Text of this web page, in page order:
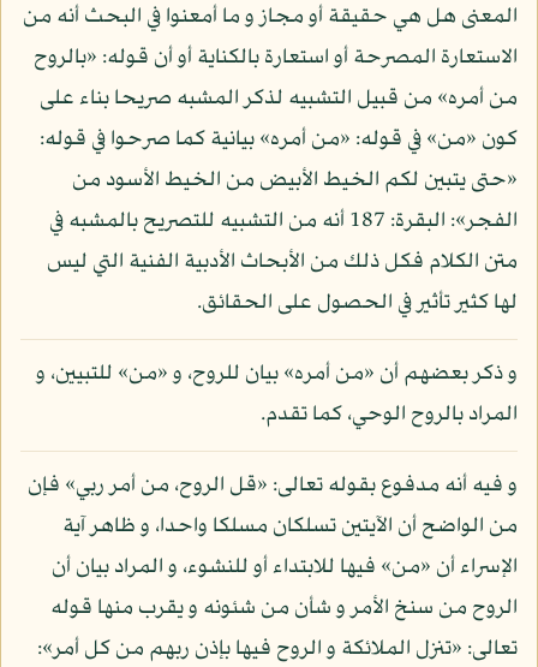
المعنى هل هي حقيقة أو مجاز و ما أمعنوا في البحث أنه من
الاستعارة المصرحة أو استعارة بالكناية أو أن قوله: «بالروح
من أمره» من قبيل التشبيه لذكر المشبه صريحا بناء على
كون «من» في قوله: «من أمره» بيانية كما صرحوا في قوله:
«حتى يتبين لكم الخيط الأبيض من الخيط الأسود من
الفجر»: البقرة: 187 أنه من التشبيه للتصريح بالمشبه في
متن الكلام فكل ذلك من الأبحاث الأدبية الفنية التي ليس
لها كثير تأثير في الحصول على الحقائق.
و ذكر بعضهم أن «من أمره» بيان للروح، و «من» للتبيين، و
المراد بالروح الوحي، كما تقدم.
و فيه أنه مدفوع بقوله تعالى: «قل الروح، من أمر ربي» فإن
من الواضح أن الآيتين تسلكان مسلكا واحدا، و ظاهر آية
الإسراء أن «من» فيها للابتداء أو للنشوء، و المراد بيان أن
الروح من سنخ الأمر و شأن من شئونه و يقرب منها قوله
تعالى: «تنزل الملائكة و الروح فيها بإذن ربهم من كل أمر»: